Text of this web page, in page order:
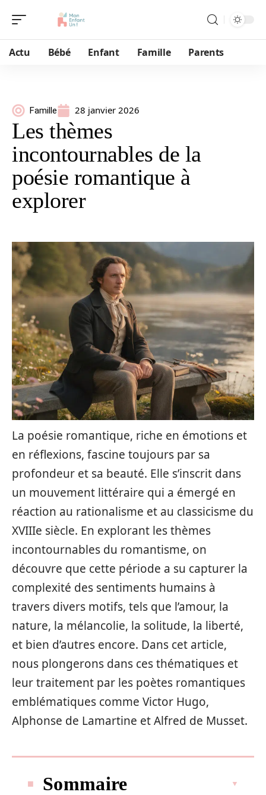
Actu Bébé Enfant Famille Parents
Famille 28 janvier 2026
Les thèmes
incontournables de la
poésie romantique à
explorer
La poésie romantique, riche en émotions et
en réflexions, fascine toujours par sa
profondeur et sa beauté. Elle s’inscrit dans
un mouvement littéraire qui a émergé en
réaction au rationalisme et au classicisme du
XVIIIe siècle. En explorant les thèmes
incontournables du romantisme, on
découvre que cette période a su capturer la
complexité des sentiments humains à
travers divers motifs, tels que l’amour, la
nature, la mélancolie, la solitude, la liberté,
et bien d’autres encore. Dans cet article,
nous plongerons dans ces thématiques et
leur traitement par les poètes romantiques
emblématiques comme Victor Hugo,
Alphonse de Lamartine et Alfred de Musset.
Sommaire